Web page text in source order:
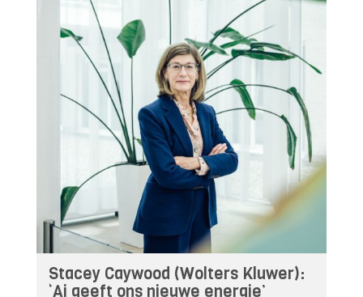
Stacey Caywood (Wolters Kluwer):
‘Ai geeft ons nieuwe energie’